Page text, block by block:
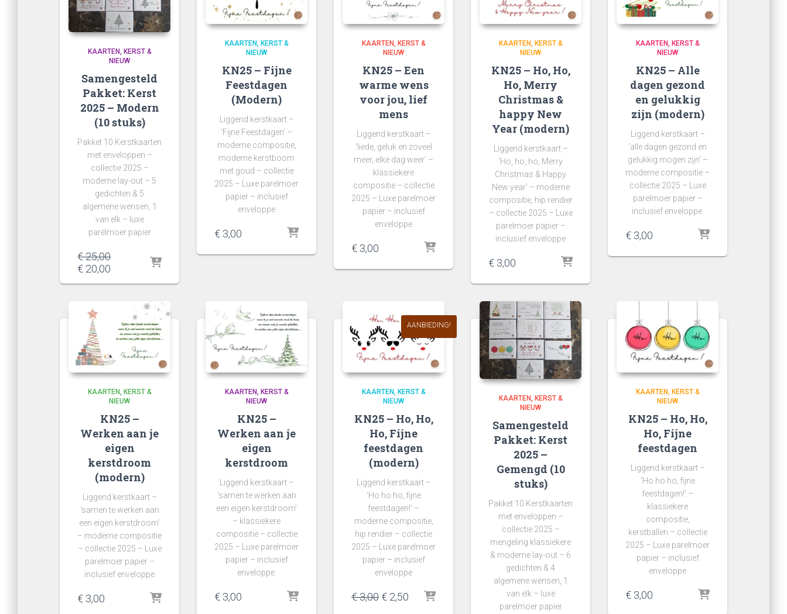
KAARTEN
KERST &
NIEUW
Samengesteld
Pakket: Kerst
2025 – Modern
(10 stuks)
Pakket 10 Kerstkaarten
met enveloppen –
collectie 2025 –
moderne lay-out – 5
gedichten & 5
algemene wensen, 1
van elk – luxe
parelmoer papier
€25,00
€ 20,00
KAARTEN KERST &
NIEUW
KN25 – Fijne
Feestdagen
(Modern)
Liggend kerstkaart –
‘Fijne Feestdagen’ –
moderne compositie,
moderne kerstboom
met goud – collectie
2025 – Luxe parelmoer
papier – inclusief
enveloppe
€ 3,00
KAARTEN KERST &
NIEUW
KN25 – Een
warme wens
voor jou, lief
mens
Liggend kerstkaart –
‘liede, geluk en zoveel
meer, elke dag weer’ –
klassiekere
compositie – collectie
2025 – Luxe parelmoer
papier – inclusief
enveloppe
€ 3,00
KAARTEN KERST &
NIEUW
KN25 – Ho, Ho,
Ho, Merry
Christmas &
happy New
Year (modern)
Liggend kerstkaart –
‘Ho, ho, ho, Merry
Christmas & Happy
New year’ – moderne
compositie, hip rendier
– collectie 2025 – Luxe
parelmoer papier –
inclusief enveloppe
€ 3,00
KAARTEN KERST &
NIEUW
KN25 – Alle
dagen gezond
en gelukkig
zijn (modern)
Liggend kerstkaart –
‘alle dagen gezond en
gelukkig mogen zijn’ –
moderne compositie –
collectie 2025 – Luxe
parelmoer papier –
inclusief enveloppe.
€ 3,00
KAARTEN
KERST &
NIEUW
KN25 –
Werken aan je
eigen
kerstdroom
(modern)
Liggend kerstkaart –
‘samen te werken aan
een eigen kerstdroom’
– moderne compositie
– collectie 2025 – Luxe
parelmoer papier –
inclusief enveloppe
€ 3,00
KAARTEN
KERST &
NIEUW
KN25 –
Werken aan je
eigen
kerstdroom
Liggend kerstkaart –
‘samen te werken aan
een eigen kerstdroom’
– klassiekere
compositie – collectie
2025 – Luxe parelmoer
papier – inclusief
enveloppe.
€ 3,00
AANBIEDING!
KAARTEN
KERST &
NIEUW
KN25 – Ho, Ho,
Ho, Fijne
feestdagen
(modern)
Liggend kerstkaart –
‘Ho ho ho, fijne
feestdagen!’ –
moderne compositie,
hip rendier – collectie
2025 – Luxe parelmoer
papier – inclusief
enveloppe
€3,00 Oorspronkelijke
€ 2,50 Huidige
KAARTEN
KERST &
NIEUW
Samengesteld
Pakket: Kerst
2025 –
Gemengd (10
stuks)
Pakket 10 Kerstkaarten
met enveloppen –
collectie 2025 –
mengeling klassiekere
& moderne lay-out – 6
gedichten & 4
algemene wensen, 1
van elk – luxe
parelmoer papier
KAARTEN
KERST &
NIEUW
KN25 – Ho, Ho,
Ho, Fijne
feestdagen
Liggend kerstkaart –
‘Ho ho ho, fijne
feestdagen!’ –
klassiekere
compositie,
kerstballen – collectie
2025 – Luxe parelmoer
papier – inclusief
enveloppe
€ 3,00